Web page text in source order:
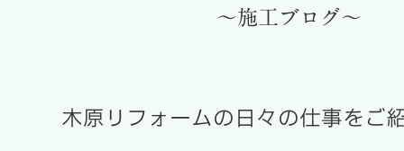
～施工ブログ～
木原リフォームの日々の仕事をご